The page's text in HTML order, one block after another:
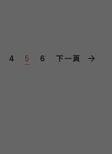
縣長） 羅至美
4 5 6 下一頁